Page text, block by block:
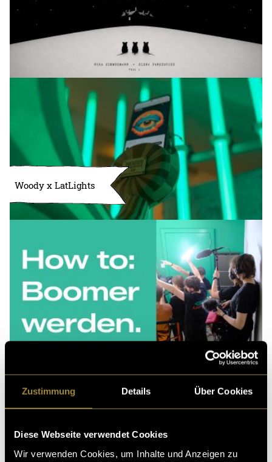
Zustimmung Details Über Cookies
Diese Webseite verwendet Cookies
Wir verwenden Cookies, um Inhalte und Anzeigen zu
Woody x LatLights